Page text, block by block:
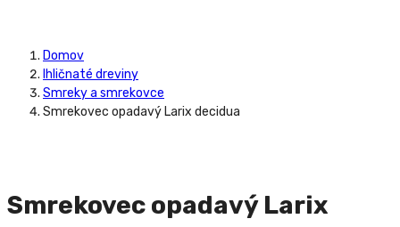
Domov
Ihličnaté dreviny
Smreky a smrekovce
Smrekovec opadavý Larix decidua
Smrekovec opadavý Larix